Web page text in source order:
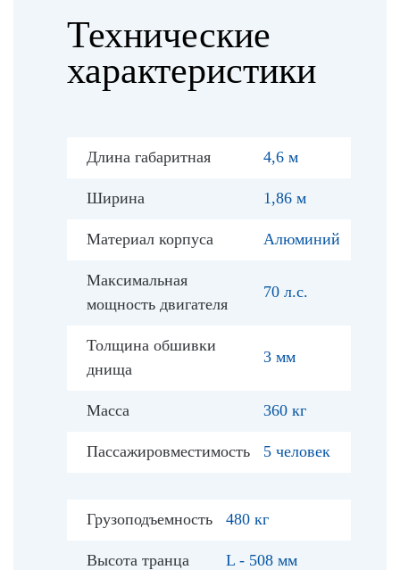
Технические
характеристики
Длина габаритная 4,6 м
Ширина 1,86 м
Материал корпуса Алюминий
Максимальная
мощность двигателя
70 л.с.
Толщина обшивки
днища
3 мм
Масса 360 кг
Пассажировместимость 5 человек
Грузоподъемность 480 кг
Высота транца L - 508 мм